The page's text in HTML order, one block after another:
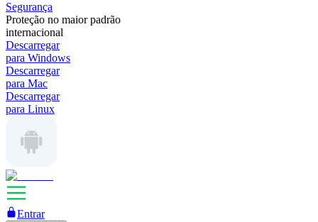
Segurança
Proteção no maior padrão
internacional
Descarregar
para Windows
Descarregar
para Mac
Descarregar
para Linux
Entrar